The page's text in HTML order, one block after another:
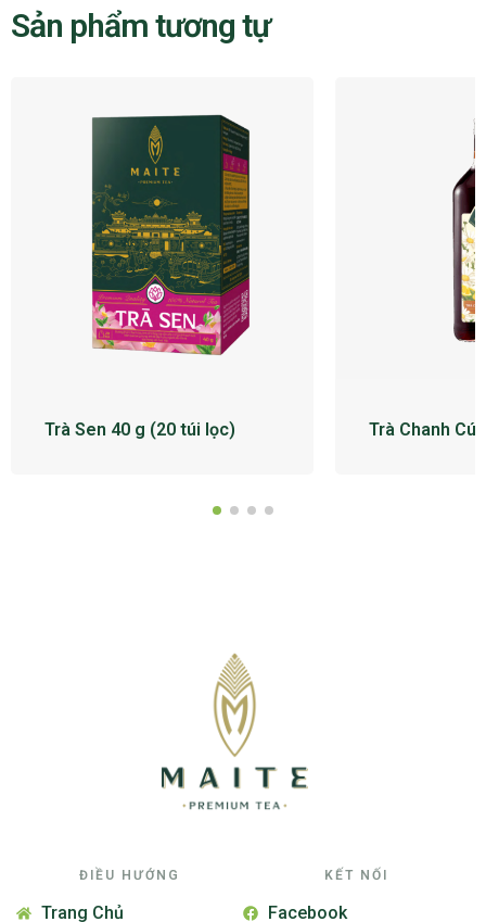
Sản phẩm tương tự
Trà Sen 40 g (20 túi lọc) Trà Chanh
ĐIỀU HƯỚNG
Trang Chủ
KẾT NỐI
Facebook